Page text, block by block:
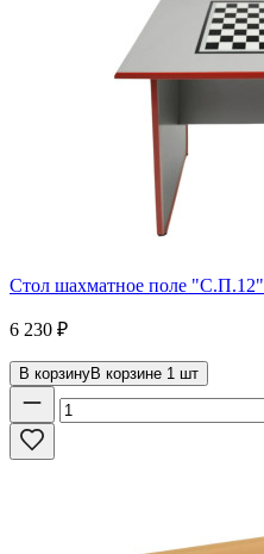
Стол шахматное поле "С.П.12"
6 230 ₽
В корзинуВ корзине 1 шт